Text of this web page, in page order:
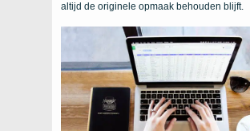
altijd de originele opmaak behouden blijft.